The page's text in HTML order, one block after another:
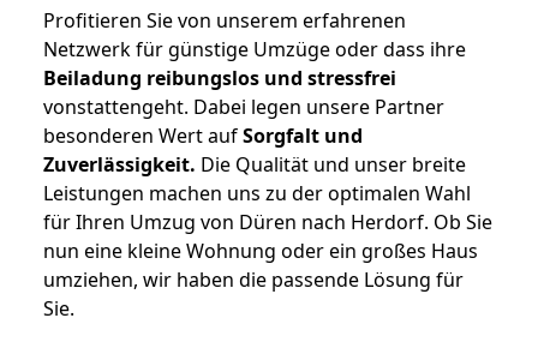
Profitieren Sie von unserem erfahrenen
Netzwerk für günstige Umzüge oder dass ihre
Beiladung reibungslos und stressfrei
vonstattengeht. Dabei legen unsere Partner
besonderen Wert aufSorgfalt und
Zuverlässigkeit. Die Qualität und unser breite
Leistungen machen uns zu der optimalen Wahl
für Ihren Umzug von Düren nach Herdorf. Ob Sie
nun eine kleine Wohnung oder ein großes Haus
umziehen, wir haben die passende Lösung für
Sie.